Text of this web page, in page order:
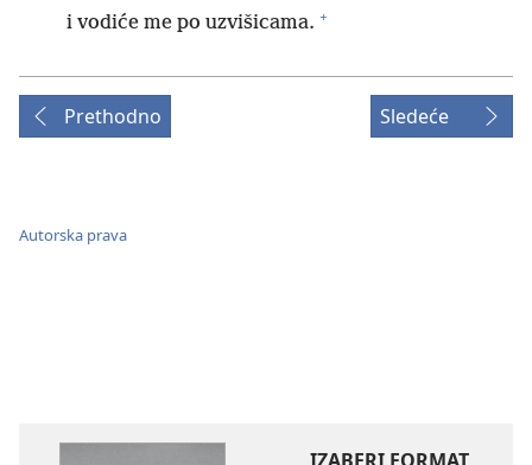
i vodiće me po uzvišicama. +
Prethodno Sledeće
Autorska prava